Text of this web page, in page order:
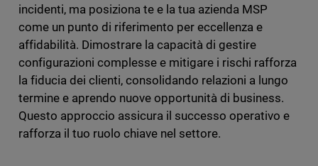
incidenti, ma posiziona te e la tua azienda MSP
come un punto di riferimento per eccellenza e
affidabilità. Dimostrare la capacità di gestire
configurazioni complesse e mitigare i rischi rafforza
la fiducia dei clienti, consolidando relazioni a lungo
termine e aprendo nuove opportunità di business.
Questo approccio assicura il successo operativo e
rafforza il tuo ruolo chiave nel settore.